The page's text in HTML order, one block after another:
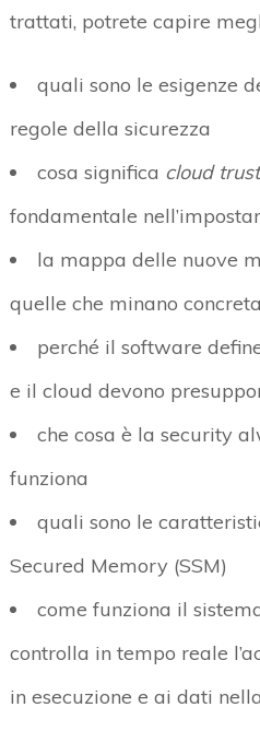
trattati, potrete capire
quali sono le esigenze
regole della sicurezza
cosa significa cloud
fondamentale
la mappa delle nuove
quelle che minano
perché il software
e il cloud devono
che cosa è la security
funziona
quali sono le
Secured Memory (SSM)
come funziona il
controlla in tempo reale
in esecuzione e ai dati